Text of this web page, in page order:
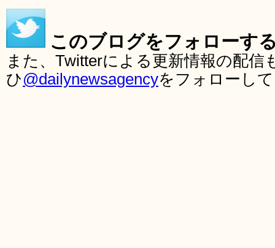
このブログをフォローす
また、Twitterによる更新情報の配
ひ@dailynewsagencyをフォローし